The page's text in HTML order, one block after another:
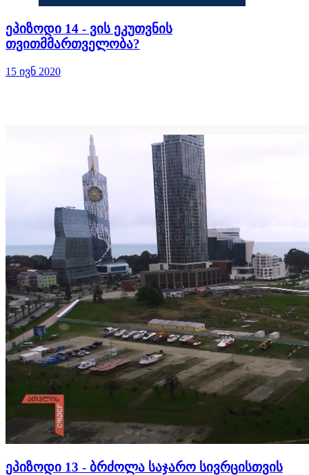
ეპიზოდი 14 - ვის ეკუთვნის
თვითმმართველობა?
15 ივნ 2020
ეპიზოდი 13 - ბრძოლა საჯარო სივრცისთვის